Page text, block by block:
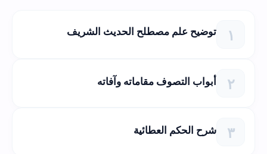
توضيح علم مصطلح الحديث الشريف
أبواب التصوف مقاماته وآفاته
شرح الحكم العطائية